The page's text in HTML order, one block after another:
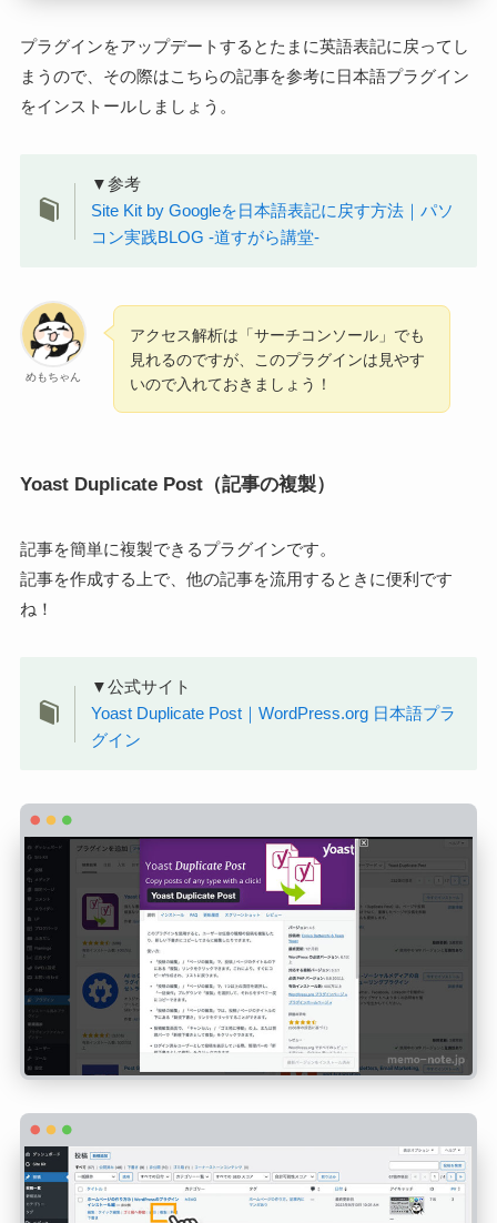
プラグインをアップデートするとたまに英語表記に戻ってし
まうので、その際はこちらの記事を参考に日本語プラグイン
をインストールしましょう。
▼参考
Site Kit by Googleを日本語表記に戻す方法｜パソ
コン実践BLOG -道すがら講堂-
めもちゃん
アクセス解析は「サーチコンソール」でも
見れるのですが、このプラグインは見やす
いので入れておきましょう！
Yoast Duplicate Post（記事の複製）
記事を簡単に複製できるプラグインです。
記事を作成する上で、他の記事を流用するときに便利です
ね！
▼公式サイト
Yoast Duplicate Post｜WordPress.org 日本語プラ
グイン